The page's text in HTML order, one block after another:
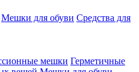
Мешки для обуви Средства для
мешки Герметичные